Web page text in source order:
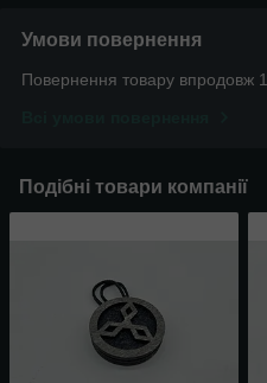
Умови повернення
Повернення товару впродовж
Подібні товари компанії